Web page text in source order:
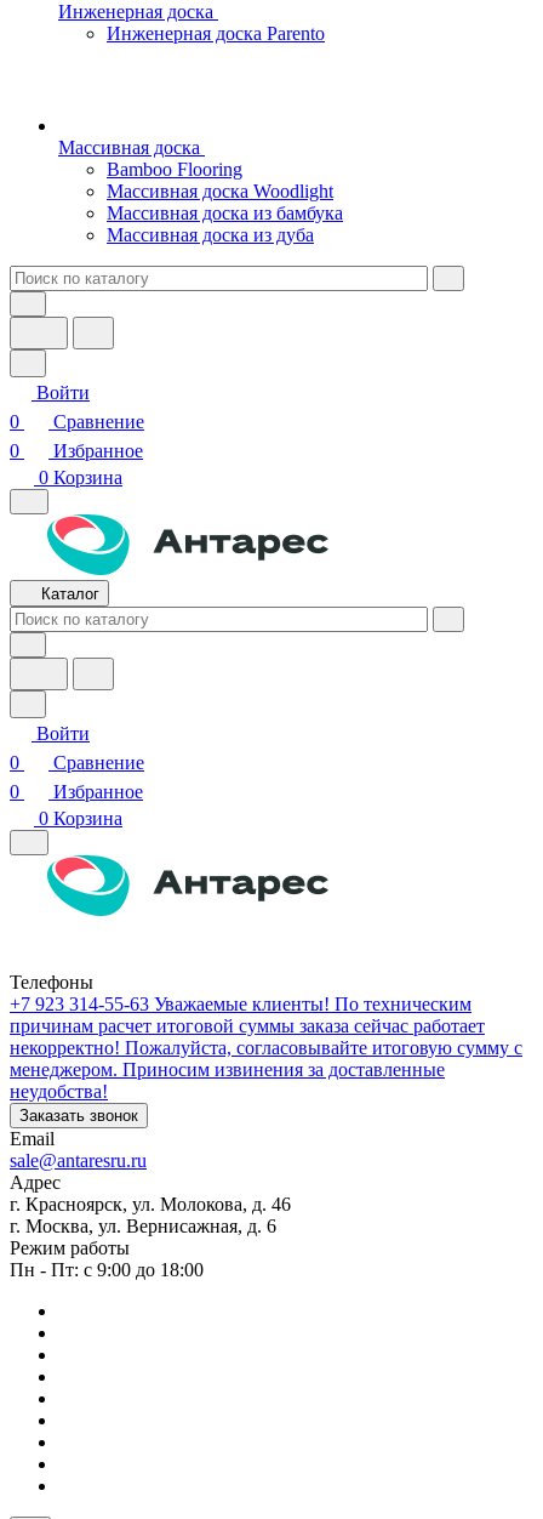
Инженерная доска
Инженерная доска Parento
Массивная доска
Bamboo Flooring
Массивная доска Woodlight
Массивная доска из бамбука
Массивная доска из дуба
Войти
0
Сравнение
0
Избранное
0 Корзина
Каталог
Войти
0
Сравнение
0
Избранное
0 Корзина
Телефоны
+7 923 314-55-63 Уважаемые клиенты! По техническим
причинам расчет итоговой суммы заказа сейчас работает
некорректно! Пожалуйста, согласовывайте итоговую сумму с
менеджером. Приносим извинения за доставленные
неудобства!
Заказать звонок
Email
sale@antaresru.ru
Адрес
г. Красноярск, ул. Молокова, д. 46
г. Москва, ул. Вернисажная, д. 6
Режим работы
Пн - Пт: с 9:00 до 18:00